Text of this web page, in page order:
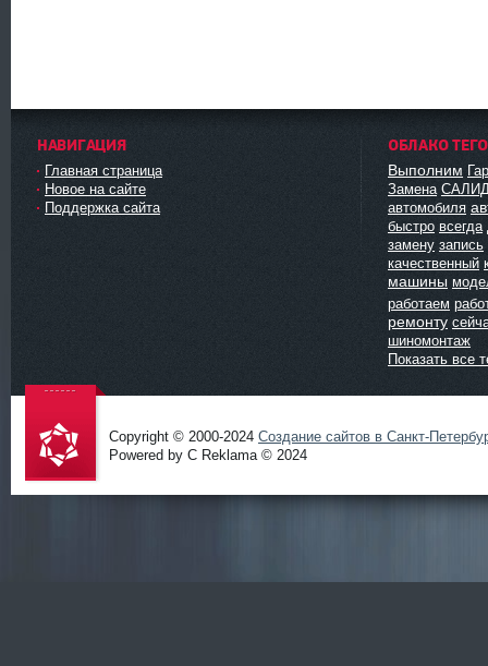
НАВИГАЦИЯ
Главная страница
Новое на сайте
Поддержка сайта
ОБЛАКО
Выполним
Замена
автомобиля
быстро всегда
замену запись
качественный
машины
работаем
ремонту
шиномонтаж
Показать все
Проект
Copyright © 2000-2024 Создание сайтов в Санкт-
Powered by C Reklama © 2024